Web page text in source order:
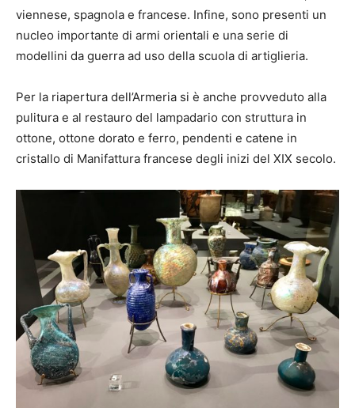
viennese, spagnola e francese. Infine, sono presenti un
nucleo importante di armi orientali e una serie di
modellini da guerra ad uso della scuola di artiglieria.
Per la riapertura dell’Armeria si è anche provveduto alla
pulitura e al restauro del lampadario con struttura in
ottone, ottone dorato e ferro, pendenti e catene in
cristallo di Manifattura francese degli inizi del XIX secolo.